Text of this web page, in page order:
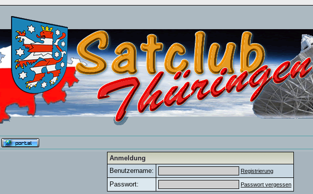
Anmeldung
Benutzername:
Registrierung
Passwort: Passwort vergessen